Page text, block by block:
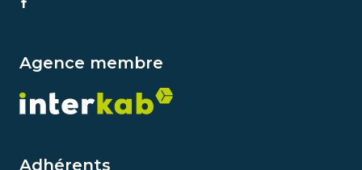
Agence membre
Adhérents